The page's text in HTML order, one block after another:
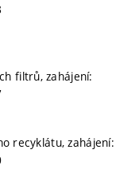
filtrů, zahájení:
recyklátu, zahájení: